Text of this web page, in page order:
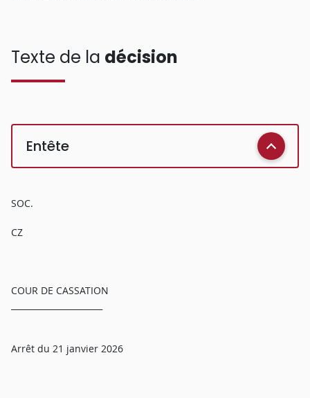
Texte de la décision
Entête
SOC.
CZ
COUR DE CASSATION
Arrêt du 21 janvier 2026